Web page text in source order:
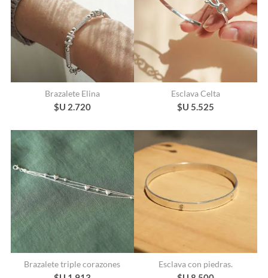
Brazalete Elina
$U 2.720
Esclava Celta
$U 5.525
Brazalete triple corazones Esclava con piedras.